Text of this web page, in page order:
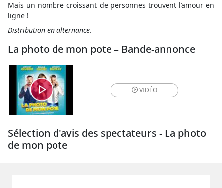
Mais un nombre croissant de personnes trouvent l’amour en
ligne !
Distribution en alternance.
La photo de mon pote – Bande-annonce
VIDÉO
Sélection d'avis des spectateurs - La photo
de mon pote